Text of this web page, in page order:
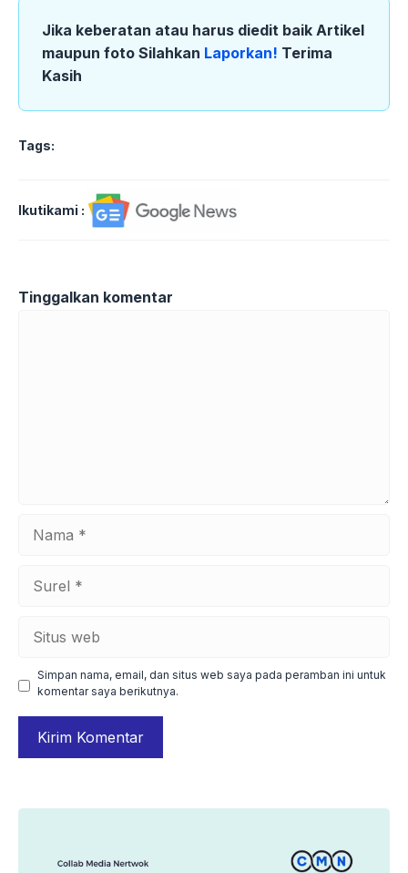
Jika keberatan atau harus diedit baik Artikel
maupun foto Silahkan Laporkan! Terima
Kasih
Tags:
Ikutikami :
Tinggalkan komentar
web
Simpan nama, email, dan situs web saya pada peramban ini untuk
komentar saya berikutnya.